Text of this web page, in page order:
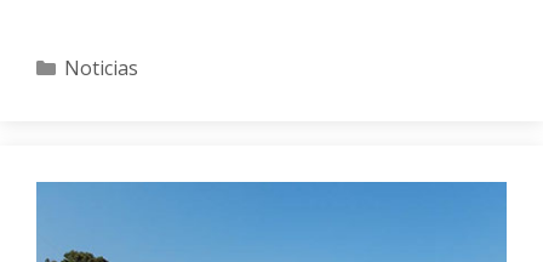
Categories
Noticias